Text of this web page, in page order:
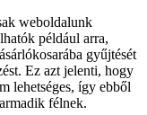
weboldalunk
például arra,
gyűjtését
Ez azt jelenti, hogy
lehetséges, így ebből
félnek.